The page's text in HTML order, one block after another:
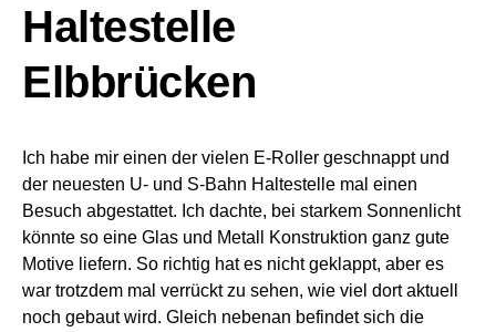
Haltestelle
Elbbrücken
Ich habe mir einen der vielen E-Roller geschnappt und
der neuesten U- und S-Bahn Haltestelle mal einen
Besuch abgestattet. Ich dachte, bei starkem Sonnenlicht
könnte so eine Glas und Metall Konstruktion ganz gute
Motive liefern. So richtig hat es nicht geklappt, aber es
war trotzdem mal verrückt zu sehen, wie viel dort aktuell
noch gebaut wird. Gleich nebenan befindet sich die